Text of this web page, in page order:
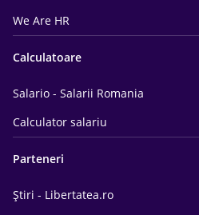
We Are HR
Calculatoare
Salario - Salarii Romania
Calculator salariu
Parteneri
Știri - Libertatea.ro